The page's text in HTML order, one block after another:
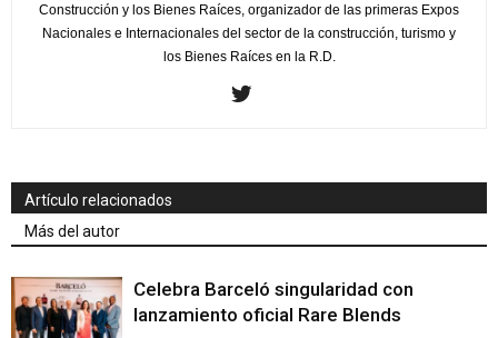
Construcción y los Bienes Raíces, organizador de las primeras Expos
Nacionales e Internacionales del sector de la construcción, turismo y
los Bienes Raíces en la R.D.
Artículo relacionados
Más del autor
Celebra Barceló singularidad con
lanzamiento oficial Rare Blends